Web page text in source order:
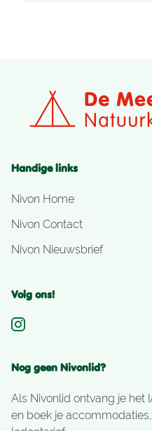
Handige links
Nivon Home
Nivon Contact
Nivon Nieuwsbrief
Volg ons!
Nog geen Nivonlid?
Als Nivonlid ontvang je het
en boek je